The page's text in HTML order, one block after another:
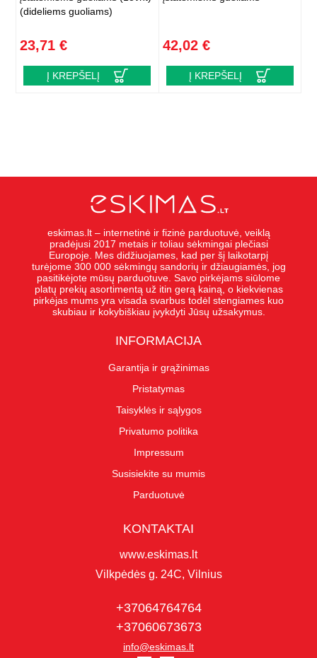
(dideliems guoliams)
23,71 €
Į KREPŠELĮ
42,02 €
Į KREPŠELĮ
eskimas.lt – internetinė ir fizinė parduotuvė, veiklą
pradėjusi 2017 metais ir toliau sėkmingai plečiasi
Europoje. Mes didžiuojames, kad per šį laikotarpį
turėjome 300 000 sėkmingų sandorių ir džiaugiamės, jog
pasitikėjote mūsų parduotuve. Savo pirkėjams siūlome
platų prekių asortimentą už itin gerą kainą, o kiekvienas
pirkėjas mums yra visada svarbus todėl stengiames kuo
skubiau ir kokybiškiau įvykdyti Jūsų užsakymus.
INFORMACIJA
Garantija ir grąžinimas
Pristatymas
Taisyklės ir sąlygos
Privatumo politika
Impressum
Susisiekite su mumis
Parduotuvė
KONTAKTAI
www.eskimas.lt
Vilkpėdės g. 24C, Vilnius
+37064764764
+37060673673
info@eskimas.lt